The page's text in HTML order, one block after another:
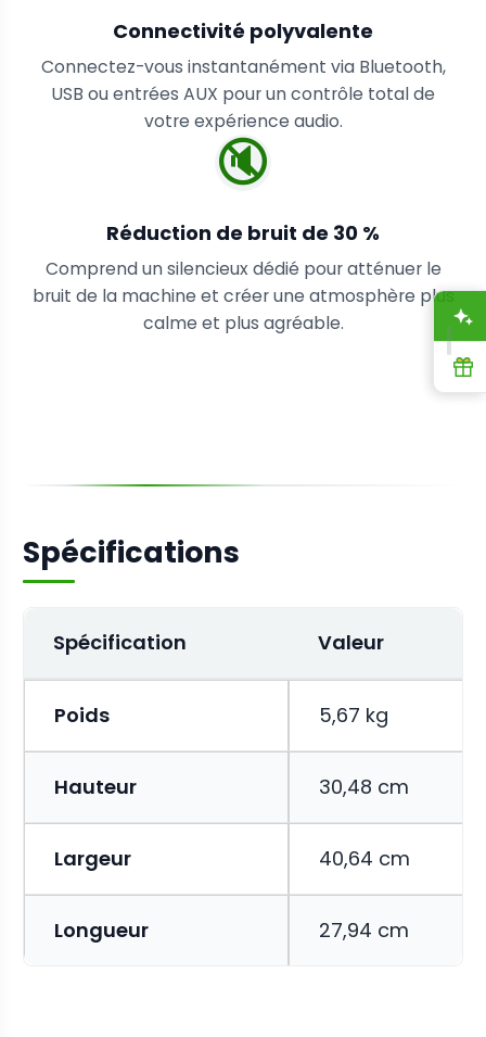
Connectivité polyvalente
Connectez-vous instantanément via Bluetooth,
USB ou entrées AUX pour un contrôle total de
votre expérience audio.
🔇
Réduction de bruit de 30 %
Comprend un silencieux dédié pour atténuer le
bruit de la machine et créer une atmosphère plus
calme et plus agréable.
Spécifications
Spécification Valeur
Poids 5,67 kg
Hauteur 30,48 cm
Largeur 40,64 cm
Longueur 27,94 cm